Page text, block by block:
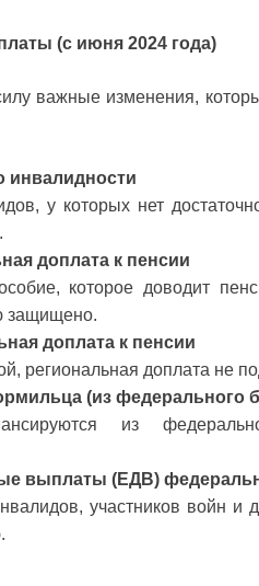
(с июня 2024 года)
важные изменения,
инвалидности
у которых нет
доплата к пенсии
которое доводит
защищено.
доплата к пенсии
региональная доплата не
(из федерального
из
выплаты (ЕДВ)
участников войн и